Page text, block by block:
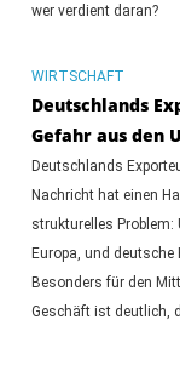
wer verdient daran?
WIRTSCHAFT
Deutschlands
Gefahr aus den
Deutschlands
Nachricht hat einen
strukturelles
Europa, und deutsche
Besonders für den
Geschäft ist deutlich,